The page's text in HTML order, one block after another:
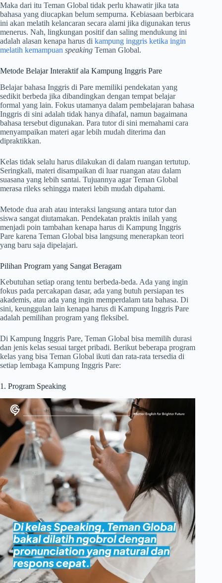
Maka dari itu Teman Global tidak perlu khawatir jika tata
bahasa yang diucapkan belum sempurna. Kebiasaan berbicara
ini akan melatih kelancaran secara alami jika digunakan terus
menerus. Nah, lingkungan positif dan saling mendukung ini
adalah alasan kenapa harus di kampung inggris ketika ingin
melatih kemampuan speaking Teman Global.
Metode Belajar Interaktif ala Kampung Inggris Pare
Belajar bahasa Inggris di Pare memiliki pendekatan yang
sedikit berbeda jika dibandingkan dengan tempat belajar
formal yang lain. Fokus utamanya dalam pembelajaran bahasa
Inggris di sini adalah tidak hanya dihafal, namun bagaimana
bahasa tersebut digunakan. Para tutor di sini memahami cara
menyampaikan materi agar lebih mudah diterima dan
dipraktikkan.
Kelas tidak selalu harus dilakukan di dalam ruangan tertutup.
Seringkali, materi disampaikan di luar ruangan atau dalam
suasana yang lebih santai. Tujuannya agar Teman Global
merasa rileks sehingga materi lebih mudah dipahami.
Metode dua arah atau interaksi langsung antara tutor dan
siswa sangat diutamakan. Pendekatan praktis inilah yang
menjadi poin tambahan kenapa harus di Kampung Inggris
Pare karena Teman Global bisa langsung menerapkan teori
yang baru saja dipelajari.
Pilihan Program yang Sangat Beragam
Kebutuhan setiap orang tentu berbeda-beda. Ada yang ingin
fokus pada percakapan dasar, ada yang butuh persiapan tes
akademis, atau ada yang ingin memperdalam tata bahasa. Di
sini, keunggulan lain kenapa harus di Kampung Inggris Pare
adalah pemilihan program yang fleksibel.
Di Kampung Inggris Pare, Teman Global bisa memilih durasi
dan jenis kelas sesuai target pribadi. Berikut beberapa program
kelas yang bisa Teman Global ikuti dan rata-rata tersedia di
setiap lembaga Kampung Inggris Pare:
1. Program Speaking